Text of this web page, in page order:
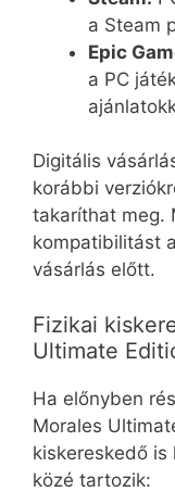
a Steam
Epic
a PC
Digitális
korábbi
takaríthat meg.
kompatibilitást
vásárlás előtt.
Fizikai
Ultimate
Ha előnyben
Morales
kiskereskedő is
közé tartozik: